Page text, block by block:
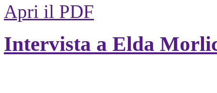
Apri il PDF
Intervista a Elda